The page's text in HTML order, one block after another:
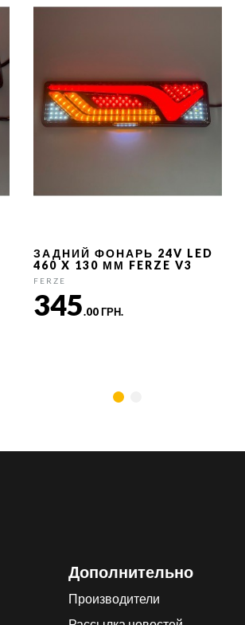
ЗАДНИЙ ФОНАРЬ 24V LED
460 X 130 ММ FERZE V3
FERZE
345.00 ГРН.
Дополнительно
Производители